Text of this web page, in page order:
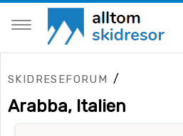
SKIDRESEFORUM /
Arabba, Italien